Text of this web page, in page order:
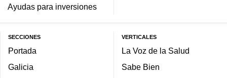
Ayudas para inversiones
SECCIONES
Portada
Galicia
VERTICALES
La Voz de la Salud
Sabe Bien